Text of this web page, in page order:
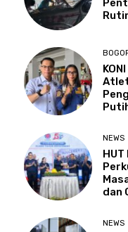
NEWS
dan
NEWS